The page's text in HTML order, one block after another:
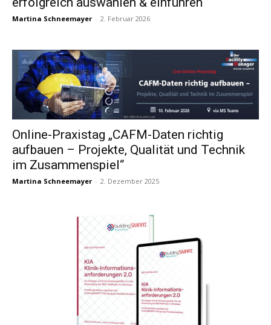
Martina Schneemayer - 2. Februar 2026
Online-Praxistag „CAFM-Daten richtig
aufbauen – Projekte, Qualität und Technik
im Zusammenspiel“
Martina Schneemayer - 2. Dezember 2025